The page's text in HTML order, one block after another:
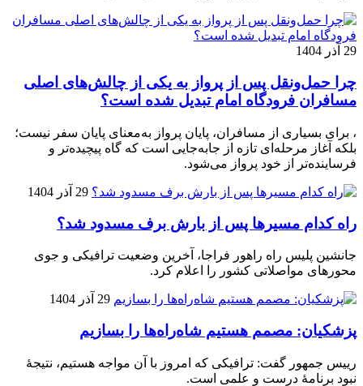
29 آذر 1404
چرا حمل‌ونقل پس از پرواز به یکی از چالش‌های اصلی
مسافران فرودگاه امام تبدیل شده است؟
، برای بسیاری از مسافران، پایان پرواز به‌معنای پایان سفر نیست؛
بلکه آغاز مرحله‌ای تازه از جابه‌جایی است که گاه پیچیده‌تر و
فرساینده‌تر از خود پرواز می‌شود.
29 آذر 1404
راه کدام مسیرها پس از بارش برف مسدود شد؟
جانشین پلیس راه راهور فراجا، آخرین وضعیت ترافیکی و جوی
محورهای مواصلاتی کشور را اعلام کرد.
29 آذر 1404
پزشکیان: مصمم هستیم شاه‌راه‌ها را بسازیم
رییس جمهور گفت: ترافیکی که امروز با آن مواجه هستیم، نتیجۀ
نبود برنامۀ درست و علمی است.